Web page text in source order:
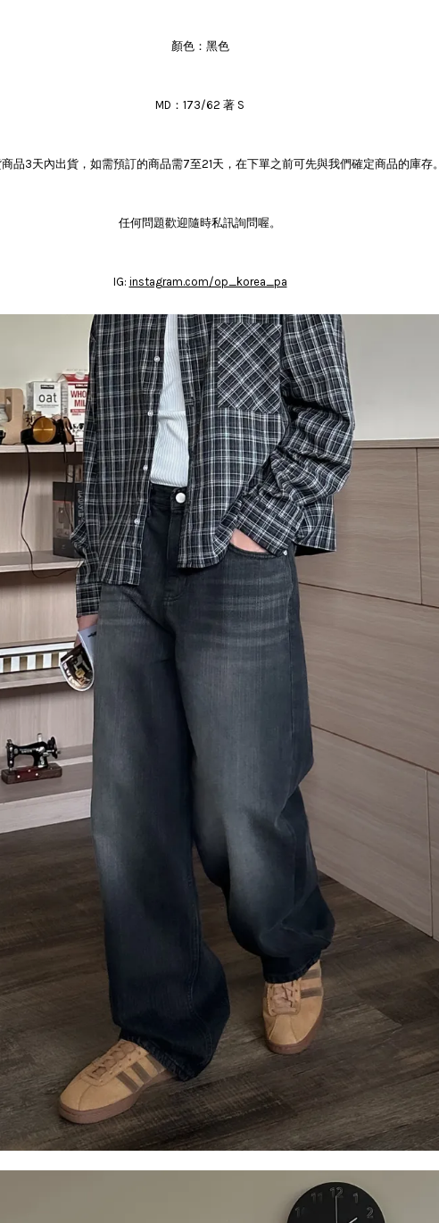
顏色：黑色
MD：173/62 著 S
品3天內出貨，如需預訂的商品需7至21天，在下單之前可先與我們確定商品的庫存。
任何問題歡迎隨時私訊詢問喔。
IG: instagram.com/op_korea_pa